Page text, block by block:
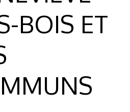
BOIS ET